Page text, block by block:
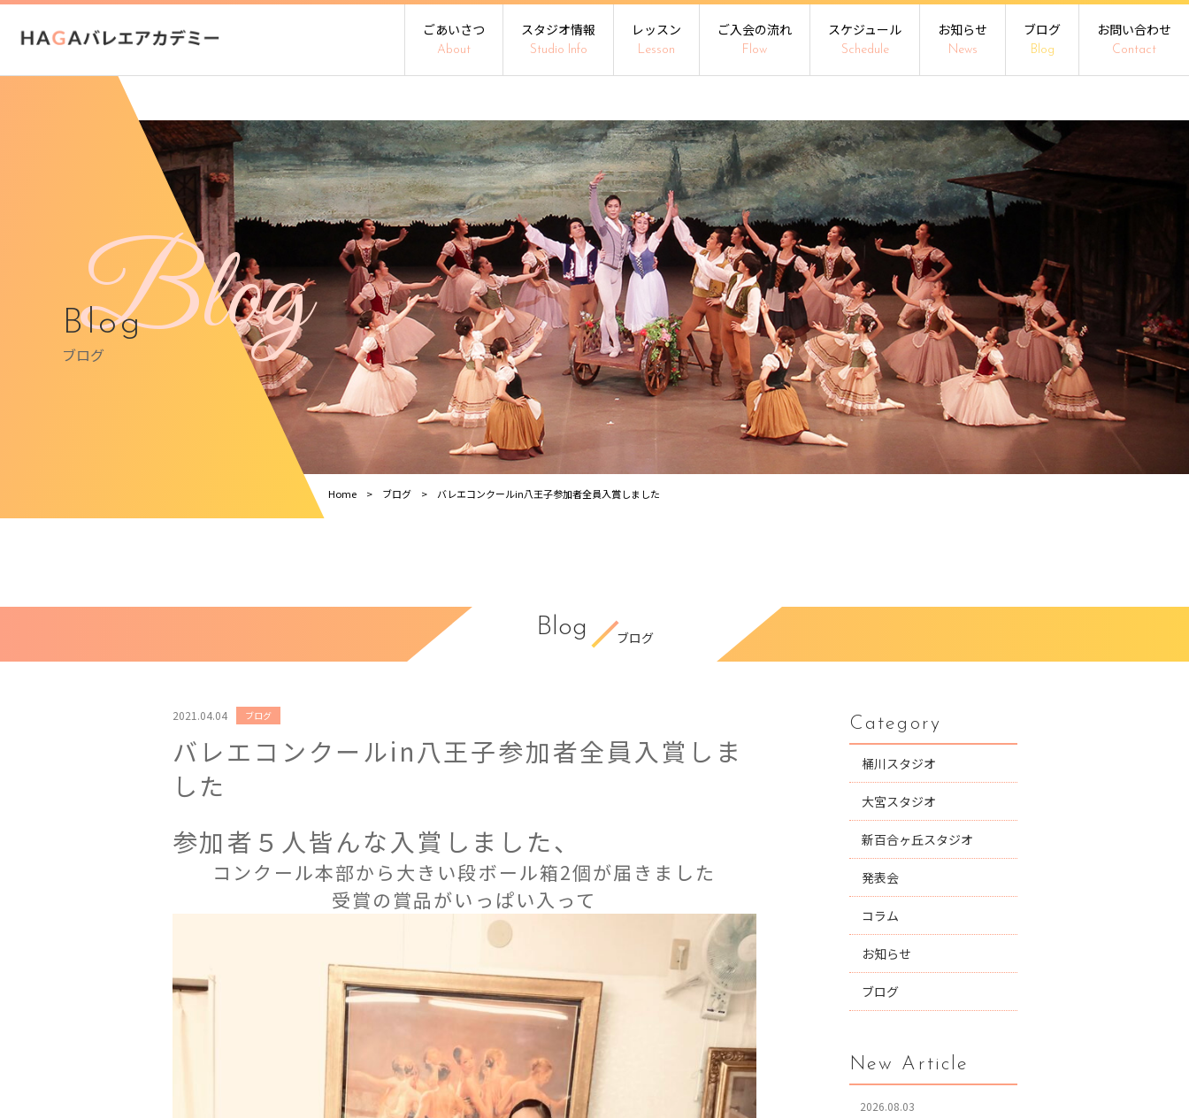
ごあいさつ
About
スタジオ情報
Studio Info
レッスン
Lesson
ご入会の流れ
Flow
スケジュール
Schedule
お知らせ
News
ブログ
Blog
お問い合わせ
Contact
Blog
Blog
ブログ
Home ブログ バレエコンクールin八王子参加者全員入賞しました
Blog ブログ
2021.04.04 ブログ
バレエコンクールin八王子参加者全員入賞しま
した
参加者５人皆んな入賞しました、
コンクール本部から大きい段ボール箱2個が届きました
受賞の賞品がいっぱい入って
Category
桶川スタジオ
大宮スタジオ
新百合ヶ丘スタジオ
発表会
コラム
お知らせ
ブログ
New Article
2026.08.03